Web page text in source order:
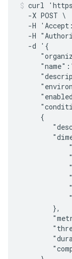
curl
  -X POST \
-H
-H
  -d '{
     {
        },